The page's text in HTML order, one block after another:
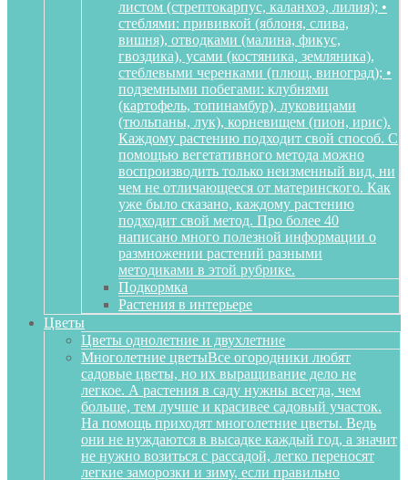
листом (стрептокарпус, каланхоэ, лилия); •
стеблями: прививкой (яблоня, слива,
вишня), отводками (малина, фикус,
гвоздика), усами (костяника, земляника),
стеблевыми черенками (плющ, виноград); •
подземными побегами: клубнями
(картофель, топинамбур), луковицами
(тюльпаны, лук), корневищем (пион, ирис).
Каждому растению подходит свой способ. С
помощью вегетативного метода можно
воспроизводить только неизменный вид, ни
чем не отличающееся от материнского. Как
уже было сказано, каждому растению
подходит свой метод. Про более 40
написано много полезной информации о
размножении растений разными
методиками в этой рубрике.
Подкормка
Растения в интерьере
Цветы
Цветы однолетние и двухлетние
Многолетние цветыВсе огородники любят
садовые цветы, но их выращивание дело не
легкое. А растения в саду нужны всегда, чем
больше, тем лучше и красивее садовый участок.
На помощь приходят многолетние цветы. Ведь
они не нуждаются в высадке каждый год, а значит
не нужно возиться с рассадой, легко переносят
легкие заморозки и зиму, если правильно